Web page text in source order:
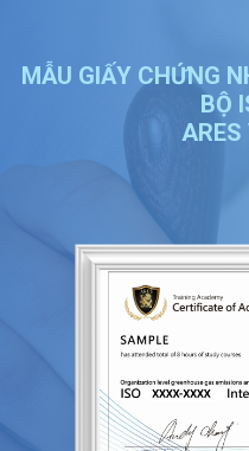
MẪU GIẤY CHỨNG
BỘ